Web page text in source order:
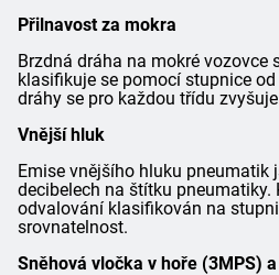
Přilnavost za mokra
Brzdná dráha na mokré vozovce
klasifikuje se pomocí stupnice od
dráhy se pro každou třídu
Vnější hluk
Emise vnějšího hluku pneumatik
decibelech na štítku pneumatiky.
odvalování klasifikován na
srovnatelnost.
Sněhová vločka v hoře (3MPS)